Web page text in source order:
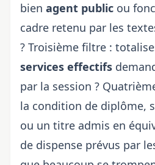
bien agent public ou
cadre retenu par les
? Troisième filtre :
services effectifs
par la session ?
la condition de diplôme,
ou un titre admis en
de dispense prévus par